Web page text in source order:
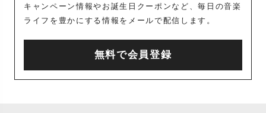
キャンペーン情報やお誕生日クーポンなど、毎日の音楽
ライフを豊かにする情報をメールで配信します。
無料で会員登録